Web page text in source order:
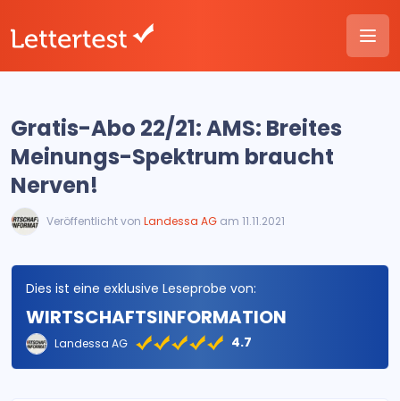
Gratis-Abo 22/21: AMS: Breites
Meinungs-Spektrum braucht
Nerven!
Veröffentlicht von Landessa AG am 11.11.2021
Dies ist eine exklusive Leseprobe von:
WIRTSCHAFTSINFORMATION
Landessa AG 4.7